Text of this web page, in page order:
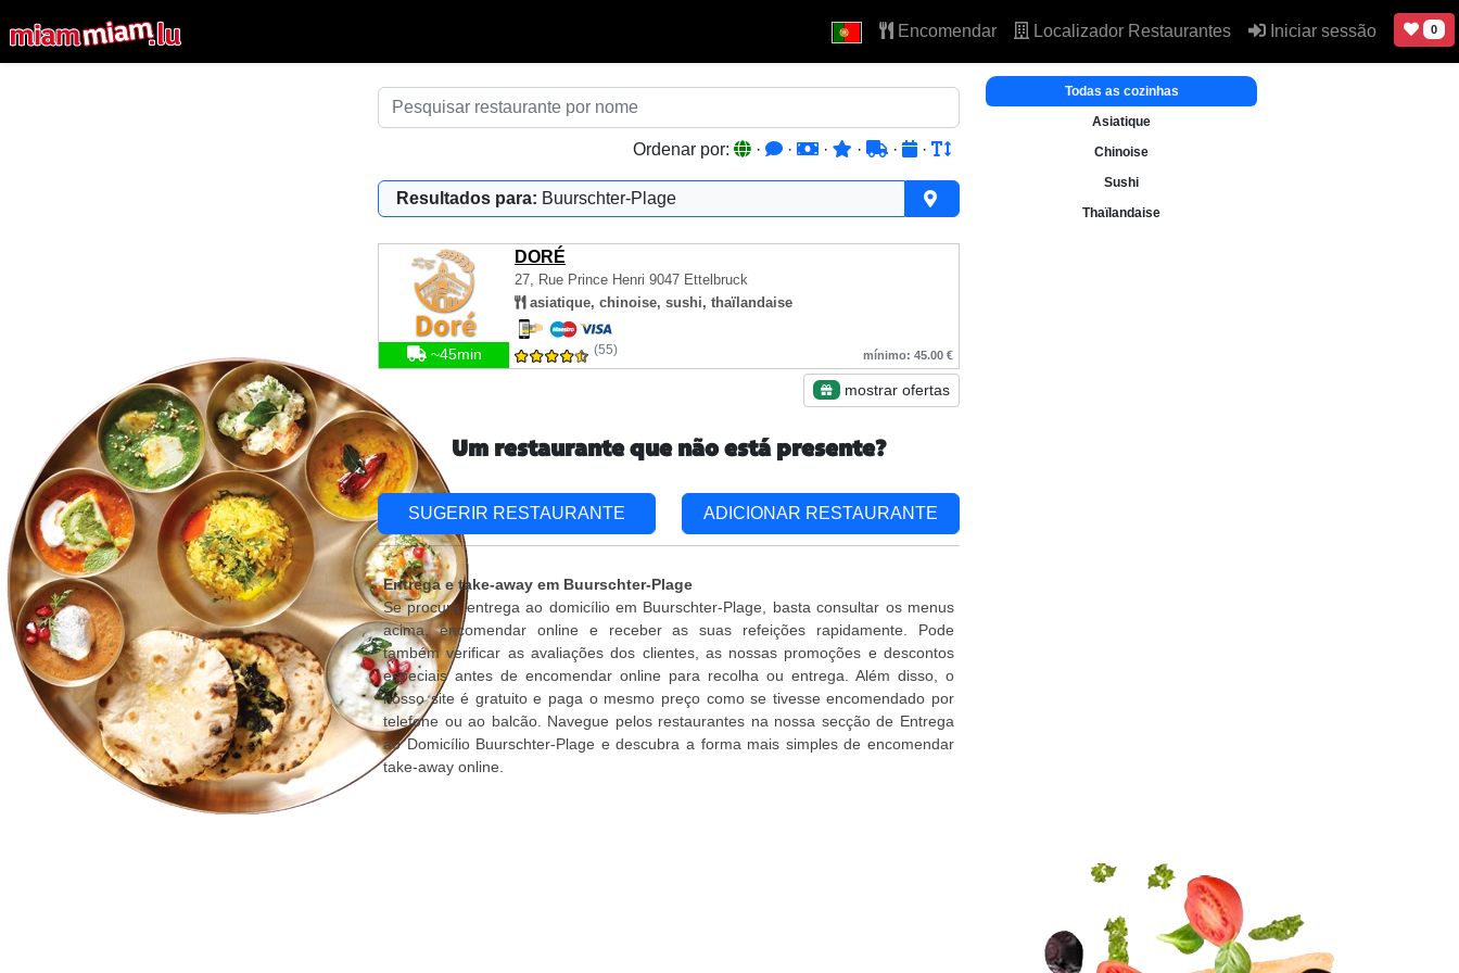
Encomendar Localizador Restaurantes Iniciar sessão 0
Ordenar por: · · · · · ·
Resultados para: Buurschter-Plage
DORÉ
27, Rue Prince Henri 9047 Ettelbruck
asiatique, chinoise, sushi, thaïlandaise
~45min (55) mínimo: 45.00 €
mostrar ofertas
Todas as cozinhas
Asiatique
Chinoise
Sushi
Thaïlandaise
Um restaurante que não está presente?
SUGERIR RESTAURANTE ADICIONAR RESTAURANTE
Entrega e take-away em Buurschter-Plage
Se procura entrega ao domicílio em Buurschter-Plage, basta consultar os menus
acima, encomendar online e receber as suas refeições rapidamente. Pode
também verificar as avaliações dos clientes, as nossas promoções e descontos
especiais antes de encomendar online para recolha ou entrega. Além disso, o
nosso site é gratuito e paga o mesmo preço como se tivesse encomendado por
telefone ou ao balcão. Navegue pelos restaurantes na nossa secção de Entrega
ao Domicílio Buurschter-Plage e descubra a forma mais simples de encomendar
take-away online.